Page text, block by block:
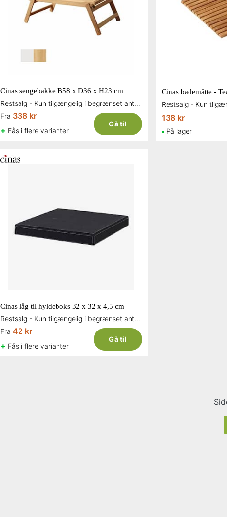
Cinas sengebakke B58 x D36 x H23 cm
Restsalg - Kun tilgængelig i begrænset antal og så længe lager haves
Fra 338 kr
+ Fås i flere varianter
Gå til
Cinas bademåtte -
138 kr
På lager
Cinas låg til hyldeboks 32 x 32 x 4,5 cm
Restsalg - Kun tilgængelig i begrænset antal og så længe lager haves
Fra 42 kr
+ Fås i flere varianter
Gå til